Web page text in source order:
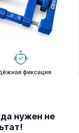
фиксация
нужен не